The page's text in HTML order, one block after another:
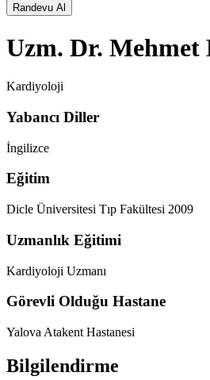
Randevu Al
Uzm. Dr.
Kardiyoloji
Yabancı Diller
İngilizce
Eğitim
Dicle Üniversitesi Tıp Fakültesi 2009
Uzmanlık Eğitimi
Kardiyoloji Uzmanı
Görevli Olduğu Hastane
Yalova Atakent Hastanesi
Bilgilendirme